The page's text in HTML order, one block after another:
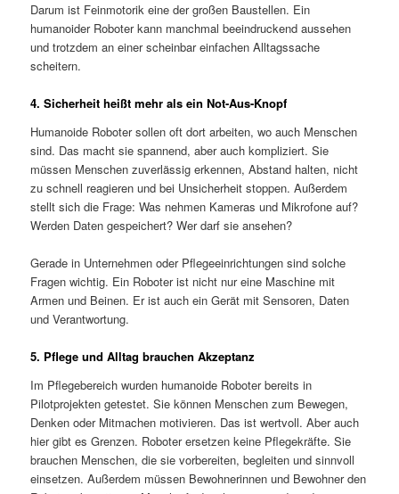
Darum ist Feinmotorik eine der großen Baustellen. Ein
humanoider Roboter kann manchmal beeindruckend aussehen
und trotzdem an einer scheinbar einfachen Alltagssache
scheitern.
4. Sicherheit heißt mehr als ein Not-Aus-Knopf
Humanoide Roboter sollen oft dort arbeiten, wo auch Menschen
sind. Das macht sie spannend, aber auch kompliziert. Sie
müssen Menschen zuverlässig erkennen, Abstand halten, nicht
zu schnell reagieren und bei Unsicherheit stoppen. Außerdem
stellt sich die Frage: Was nehmen Kameras und Mikrofone auf?
Werden Daten gespeichert? Wer darf sie ansehen?
Gerade in Unternehmen oder Pflegeeinrichtungen sind solche
Fragen wichtig. Ein Roboter ist nicht nur eine Maschine mit
Armen und Beinen. Er ist auch ein Gerät mit Sensoren, Daten
und Verantwortung.
5. Pflege und Alltag brauchen Akzeptanz
Im Pflegebereich wurden humanoide Roboter bereits in
Pilotprojekten getestet. Sie können Menschen zum Bewegen,
Denken oder Mitmachen motivieren. Das ist wertvoll. Aber auch
hier gibt es Grenzen. Roboter ersetzen keine Pflegekräfte. Sie
brauchen Menschen, die sie vorbereiten, begleiten und sinnvoll
einsetzen. Außerdem müssen Bewohnerinnen und Bewohner den